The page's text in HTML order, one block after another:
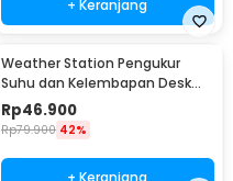
+ Keranjang
Weather Station Pengukur
Suhu dan Kelembapan Desk
Jam Alarm - 3210
Rp46.900
Rp79.900 42%
+ Keranjang